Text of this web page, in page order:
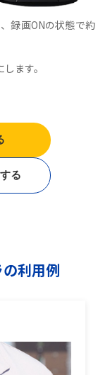
録画ONの状態で約
ます。
る
利用例